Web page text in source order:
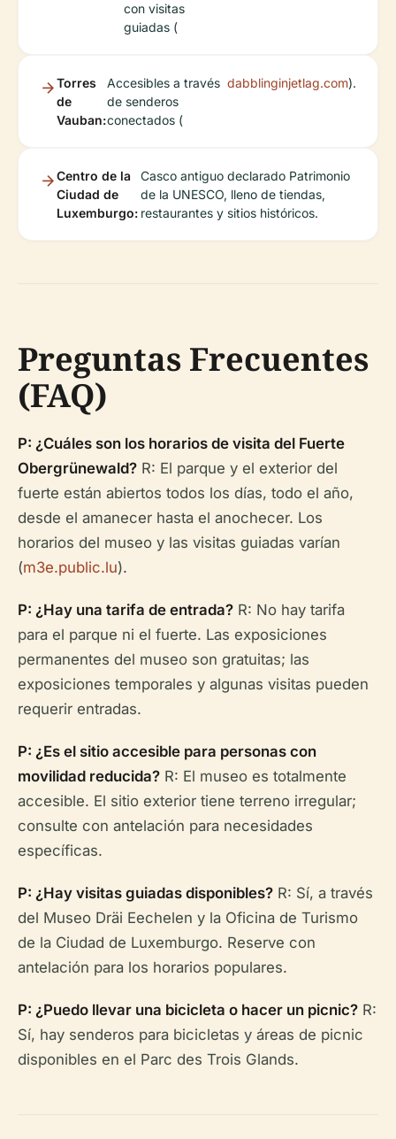
con visitas
guiadas (
Torres
de
Vauban:
Accesibles a través
de senderos
conectados (
dabblinginjetlag.com).
Centro de la
Ciudad de
Luxemburgo:
Casco antiguo declarado Patrimonio
de la UNESCO, lleno de tiendas,
restaurantes y sitios históricos.
Preguntas Frecuentes
(FAQ)
P: ¿Cuáles son los horarios de visita del Fuerte
Obergrünewald? R: El parque y el exterior del
fuerte están abiertos todos los días, todo el año,
desde el amanecer hasta el anochecer. Los
horarios del museo y las visitas guiadas varían
(m3e.public.lu).
P: ¿Hay una tarifa de entrada? R: No hay tarifa
para el parque ni el fuerte. Las exposiciones
permanentes del museo son gratuitas; las
exposiciones temporales y algunas visitas pueden
requerir entradas.
P: ¿Es el sitio accesible para personas con
movilidad reducida? R: El museo es totalmente
accesible. El sitio exterior tiene terreno irregular;
consulte con antelación para necesidades
específicas.
P: ¿Hay visitas guiadas disponibles? R: Sí, a través
del Museo Dräi Eechelen y la Oficina de Turismo
de la Ciudad de Luxemburgo. Reserve con
antelación para los horarios populares.
P: ¿Puedo llevar una bicicleta o hacer un picnic? R:
Sí, hay senderos para bicicletas y áreas de picnic
disponibles en el Parc des Trois Glands.